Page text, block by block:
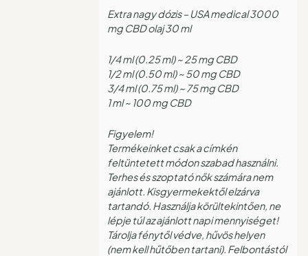
Extra nagy dózis – USA medical 3000
mg CBD olaj 30 ml
1/4 ml (0.25 ml) ~ 25 mg CBD
1/2 ml (0.50 ml) ~ 50 mg CBD
3/4 ml (0.75 ml) ~ 75 mg CBD
1 ml ~ 100 mg CBD
Figyelem!
Termékeinket csak a címkén
feltüntetett módon szabad használni.
Terhes és szoptató nők számára nem
ajánlott. Kisgyermekektől elzárva
tartandó. Használja körültekintően, ne
lépje túl az ajánlott napi mennyiséget!
Tárolja fénytől védve, hűvös helyen
(nem kell hűtőben tartani). Felbontástól